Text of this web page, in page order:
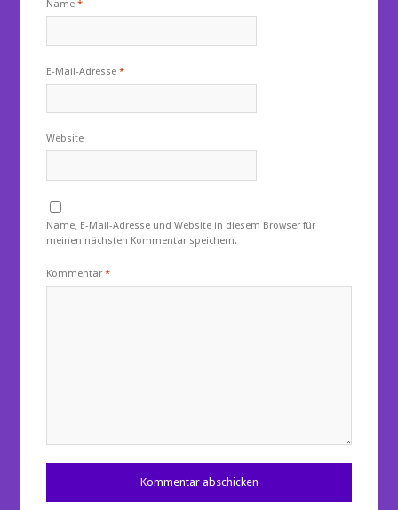
Name*
E-Mail-Adresse*
Website
Name, E-Mail-Adresse und Website in diesem Browser für
meinen nächsten Kommentar speichern.
Kommentar*